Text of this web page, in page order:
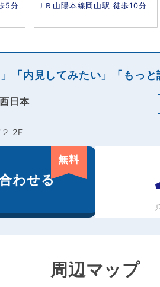
5分 ＪＲ山陽本線岡山駅 徒歩10分
「内見してみたい」「もっ
日本
2F
わせる
無料
周辺マップ